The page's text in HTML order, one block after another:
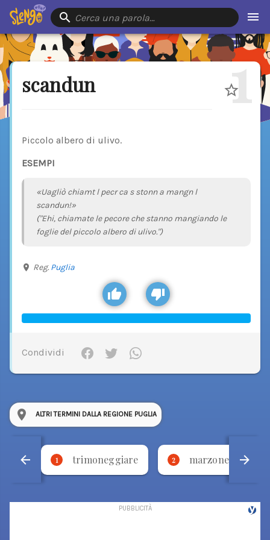
Cerca una parola…
scandun 1
Piccolo albero di ulivo.
ESEMPI
«Uagliò chiamt l pecr ca s stonn a mangn l
scandun!»
("Ehi, chiamate le pecore che stanno mangiando le
foglie del piccolo albero di ulivo.")
Reg. Puglia
Condividi
ALTRI TERMINI DALLA REGIONE PUGLIA
1 trimoneggiare 2 marzone